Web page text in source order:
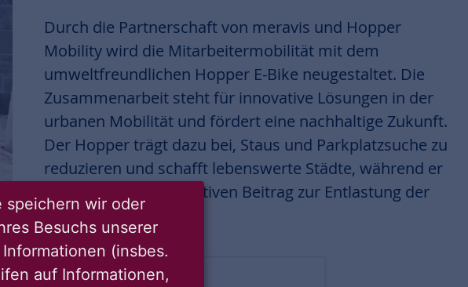
Durch die Partnerschaft von meravis und Hopper
Mobility wird die Mitarbeitermobilität mit dem
umweltfreundlichen Hopper E-Bike neugestaltet. Die
Zusammenarbeit steht für innovative Lösungen in der
urbanen Mobilität und fördert eine nachhaltige Zukunft.
Der Hopper trägt dazu bei, Staus und Parkplatzsuche zu
reduzieren und schafft lebenswerte Städte, während er
gleichzeitig einen positiven Beitrag zur Entlastung der
Umwelt leistet.
speichern wir oder
Besuchs unserer
(insbes.
auf Informationen,